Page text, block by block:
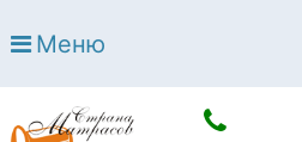
Страна
Open submenu (Матрасы)
Open submenu (Кровати)
Кровати
Меню